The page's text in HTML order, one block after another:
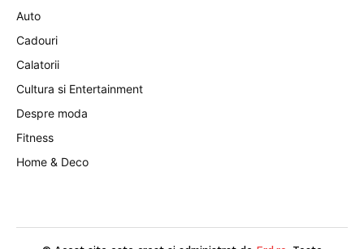
Auto
Cadouri
Calatorii
Cultura si Entertainment
Despre moda
Fitness
Home & Deco